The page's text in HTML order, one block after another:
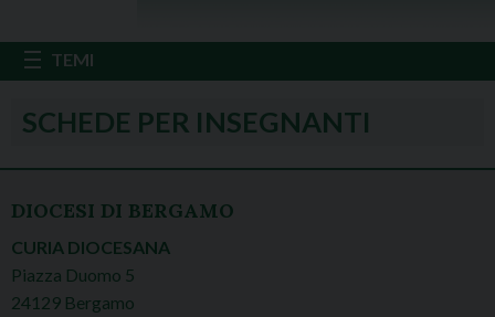
SCHEDE PER INSEGNANTI
DIOCESI DI BERGAMO
CURIA DIOCESANA
Piazza Duomo 5
24129 Bergamo